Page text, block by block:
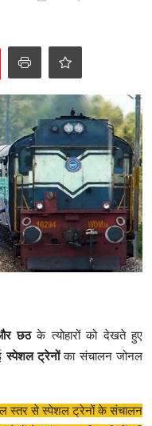
और छठके त्योहारों को देखते हुए
स्पेशल ट्रेनोंका संचालन जोनल
स्तर से स्पेशल ट्रेनों के संचालन